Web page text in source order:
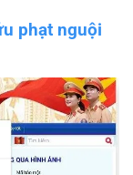
phạt nguội